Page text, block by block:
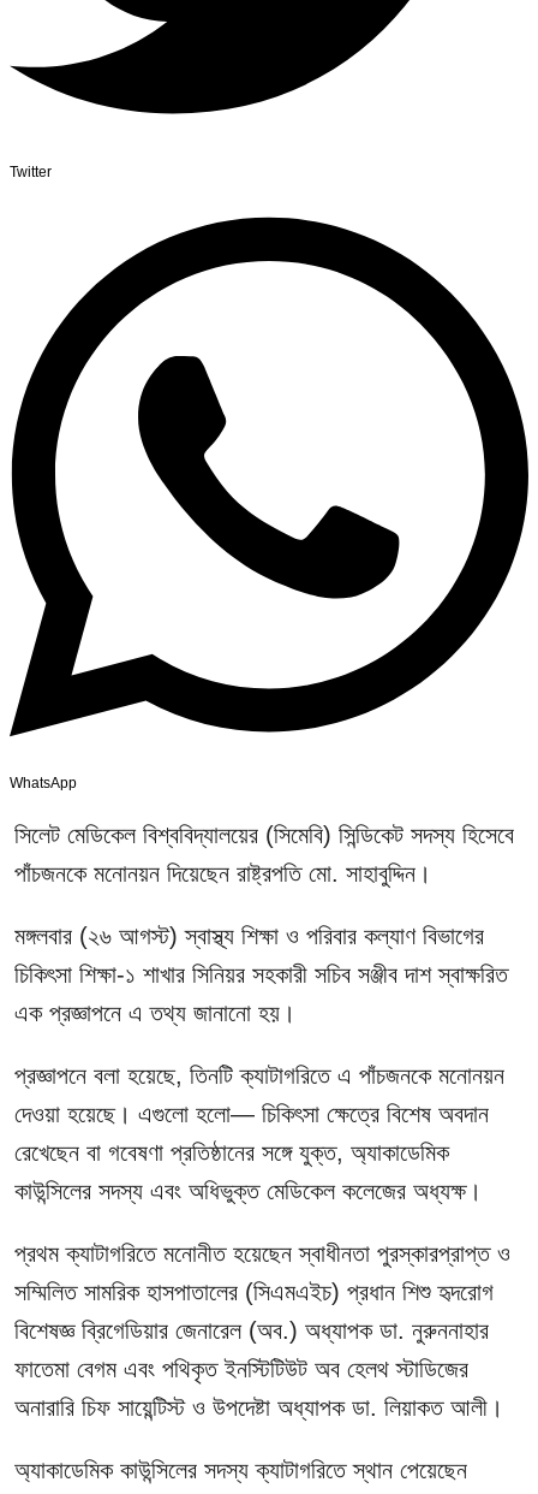
Twitter
WhatsApp
সিলেট মেডিকেল বিশ্ববিদ্যালয়ের (সিমেবি) সিন্ডিকেট সদস্য হিসেবে
পাঁচজনকে মনোনয়ন দিয়েছেন রাষ্ট্রপতি মো. সাহাবুদ্দিন।
মঙ্গলবার (২৬ আগস্ট) স্বাস্থ্য শিক্ষা ও পরিবার কল্যাণ বিভাগের
চিকিৎসা শিক্ষা-১ শাখার সিনিয়র সহকারী সচিব সঞ্জীব দাশ স্বাক্ষরিত
এক প্রজ্ঞাপনে এ তথ্য জানানো হয়।
প্রজ্ঞাপনে বলা হয়েছে, তিনটি ক্যাটাগরিতে এ পাঁচজনকে মনোনয়ন
দেওয়া হয়েছে। এগুলো হলো— চিকিৎসা ক্ষেত্রে বিশেষ অবদান
রেখেছেন বা গবেষণা প্রতিষ্ঠানের সঙ্গে যুক্ত, অ্যাকাডেমিক
কাউন্সিলের সদস্য এবং অধিভুক্ত মেডিকেল কলেজের অধ্যক্ষ।
প্রথম ক্যাটাগরিতে মনোনীত হয়েছেন স্বাধীনতা পুরস্কারপ্রাপ্ত ও
সম্মিলিত সামরিক হাসপাতালের (সিএমএইচ) প্রধান শিশু হৃদরোগ
বিশেষজ্ঞ ব্রিগেডিয়ার জেনারেল (অব.) অধ্যাপক ডা. নুরুননাহার
ফাতেমা বেগম এবং পথিকৃত ইনস্টিটিউট অব হেলথ স্টাডিজের
অনারারি চিফ সায়েন্টিস্ট ও উপদেষ্টা অধ্যাপক ডা. লিয়াকত আলী।
অ্যাকাডেমিক কাউন্সিলের সদস্য ক্যাটাগরিতে স্থান পেয়েছেন